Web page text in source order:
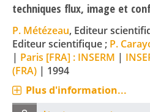
techniques flux, image et
P. Métézeau, Editeur
Editeur scientifique ; P.
| Paris [FRA] : INSERM |
(FRA) | 1994
Plus d'information...